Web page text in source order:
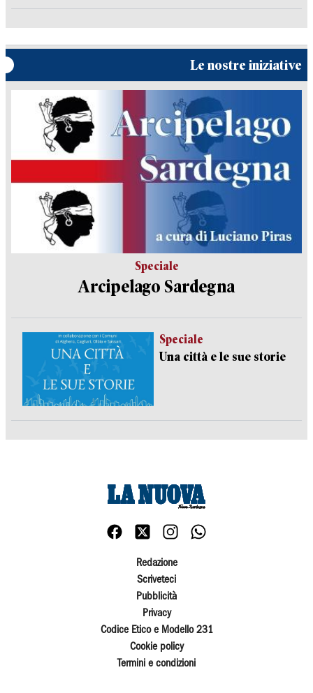
Le nostre iniziative
Speciale
Arcipelago Sardegna
Speciale
Una città e le sue storie
Redazione
Scriveteci
Pubblicità
Privacy
Codice Etico e Modello 231
Cookie policy
Termini e condizioni